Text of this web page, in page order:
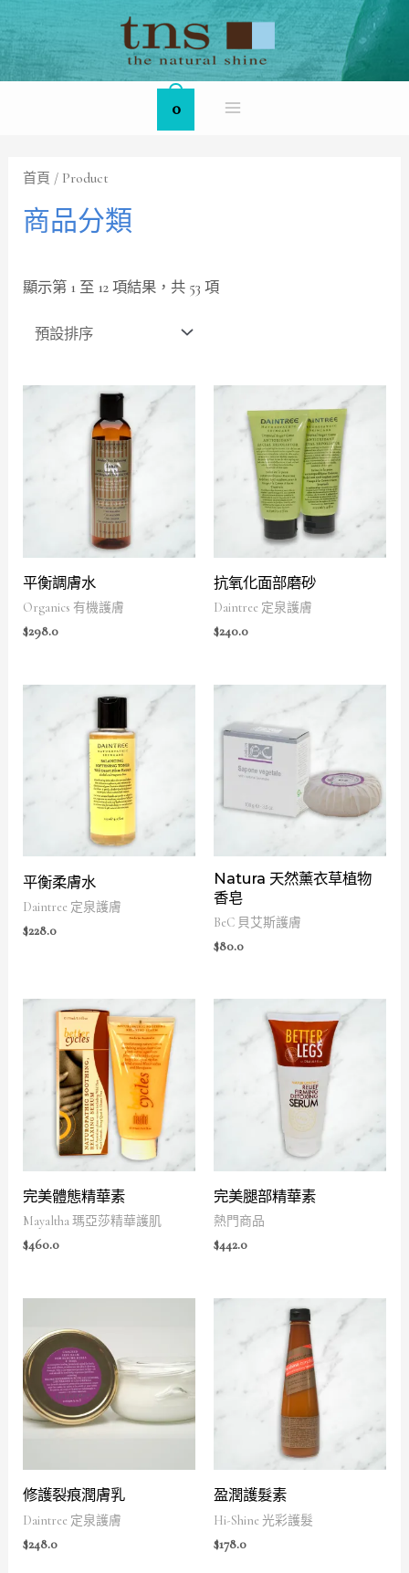
to
content
0
MAIN
MENU
首頁 / Product
商品分類
顯示第 1 至 12 項結果，共 53 項
平衡調膚水
Organics 有機護膚
$298.0
抗氧化面部磨砂
Daintree 定泉護膚
$240.0
平衡柔膚水
Daintree 定泉護膚
$228.0
Natura 天然薰衣草植物
香皂
BeC 貝艾斯護膚
$80.0
完美體態精華素
Mayaltha 瑪亞莎精華護肌
$460.0
完美腿部精華素
熱門商品
$442.0
修護裂痕潤膚乳
Daintree 定泉護膚
$248.0
盈潤護髮素
Hi-Shine 光彩護髮
$178.0